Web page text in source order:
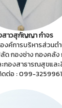
สาวสุกัญญา กำจร
งค์การบริหารส่วนต
กองช่าง กองคลัง
กองสาธารณสุขแล
ดต่อ : 099-3259961